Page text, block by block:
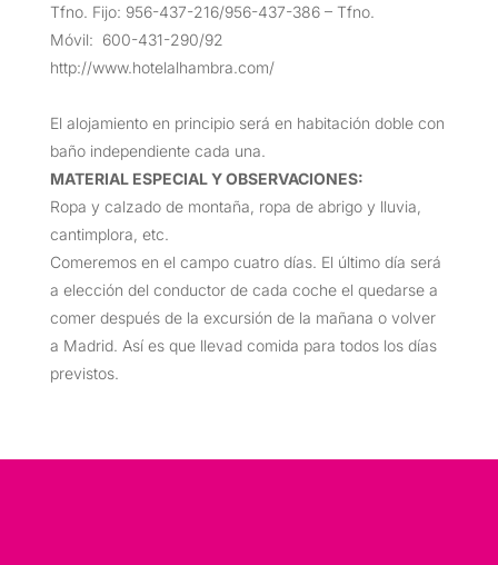
Tfno. Fijo: 956-437-216/956-437-386 – Tfno.
Móvil: 600-431-290/92
http://www.hotelalhambra.com/
El alojamiento en principio será en habitación doble con
baño independiente cada una.
MATERIAL ESPECIAL Y OBSERVACIONES:
Ropa y calzado de montaña, ropa de abrigo y lluvia,
cantimplora, etc.
Comeremos en el campo cuatro días. El último día será
a elección del conductor de cada coche el quedarse a
comer después de la excursión de la mañana o volver
a Madrid. Así es que llevad comida para todos los días
previstos.